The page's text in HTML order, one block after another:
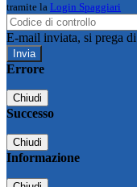
tramite la Login Spaggiari
E-mail inviata, si prega
Errore
Chiudi
Successo
Chiudi
Informazione